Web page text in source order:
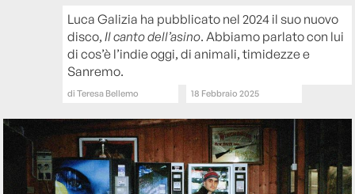
Luca Galizia ha pubblicato nel 2024 il suo nuovo
disco,Il canto dell’asino. Abbiamo parlato con lui
di cos’è l’indie oggi, di animali, timidezze e
Sanremo.
diTeresa Bellemo 18 Febbraio 2025